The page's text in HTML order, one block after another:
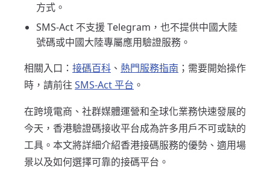
方式。
SMS-Act 不支援 Telegram，也不提供中國大陸
號碼或中國大陸專屬應用驗證服務。
相關入口： 接碼百科 、 熱門服務指南 ；需要開始操作
時，請前往 SMS-Act 平台 。
在跨境電商、社群媒體運營和全球化業務快速發展的
今天，香港驗證碼接收平台成為許多用戶不可或缺的
工具。本文將詳細介紹香港接碼服務的優勢、適用場
景以及如何選擇可靠的接碼平台。